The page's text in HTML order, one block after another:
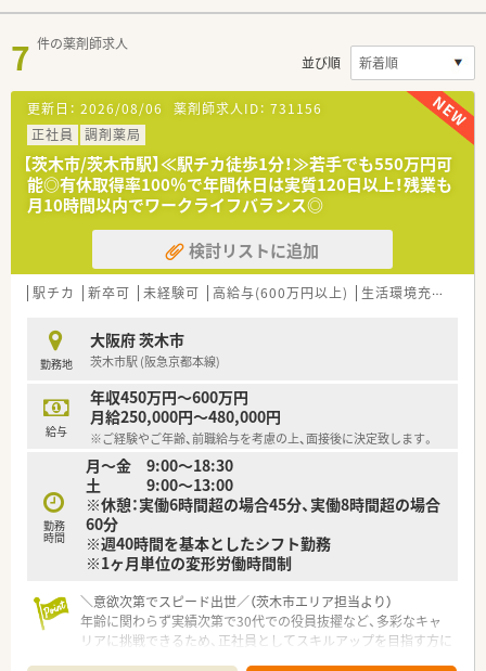
7 件の薬剤師求人
並び順
更新日： 2026/08/06 薬剤師求人ID： 731156
正社員
調剤薬局
【茨木市/茨木市駅】≪駅チカ徒歩1分！≫若手でも550万円可
能◎有休取得率100％で年間休日は実質120日以上！残業も
月10時間以内でワークライフバランス◎
検討リストに追加
駅チカ 新卒可 未経験可 高給与(600万円以上) 生活環境充実
勤務地
大阪府 茨木市
茨木市駅 (阪急京都本線)
給与
年収450万円～600万円
月給250,000円～480,000円
※ご経験やご年齢、前職給与を考慮の上、面接後に決定致します。
勤務
時間
月～金 9:00～18:30
土 9:00～13:00
※休憩：実働6時間超の場合45分、実働8時間超の場合
60分
※週40時間を基本としたシフト勤務
※1ヶ月単位の変形労働時間制
＼意欲次第でスピード出世／（茨木市エリア担当より）
年齢に関わらず実績次第で30代での役員抜擢など、多彩なキャ
リアに挑戦できるため、正社員としてスキルアップを目指す方に